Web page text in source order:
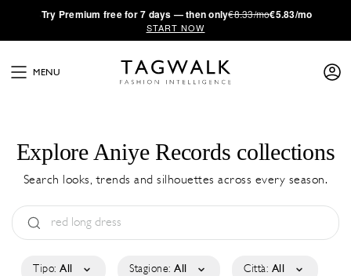
·Try Premium free for 7 days — then only€8.33/mo€5.83/mo
START NOW
MENU
Explore Aniye Records collections
Search looks, trends and silhouettes across every season.
Tipo: All Stagione: All Città: All